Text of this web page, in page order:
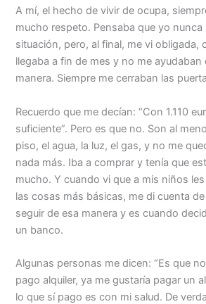
A mí, el hecho de vivir de ocupa,
mucho respeto. Pensaba que yo nunca
situación, pero, al final, me vi obligada,
llegaba a fin de mes y no me ayudaban
manera. Siempre me cerraban las
Recuerdo que me decían: “Con 1.110
suficiente”. Pero es que no. Son al
piso, el agua, la luz, el gas, y no me
nada más. Iba a comprar y tenía que
mucho. Y cuando vi que a mis niños
las cosas más básicas, me di cuenta
seguir de esa manera y es cuando
un banco.
Algunas personas me dicen: “Es que
pago alquiler, ya me gustaría pagar un
lo que sí pago es con mi salud. De